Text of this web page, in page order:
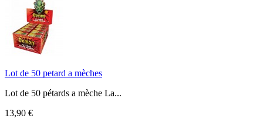
Lot de 50 petard a mèches
Lot de 50 pétards a mèche La...
13,90 €